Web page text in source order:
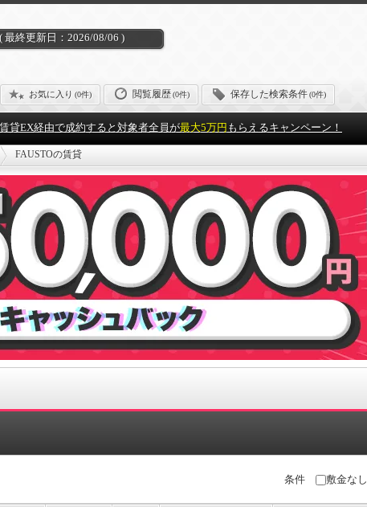
最終更新日：2026/08/06 )
お気に入り (0件) 閲覧履歴(0件) 保存した検索条件(0件)
賃貸EX経由で成約すると対象者全員が最大5万円 もらえるキャンペーン！
FAUSTOの賃貸
条件 敷金なし